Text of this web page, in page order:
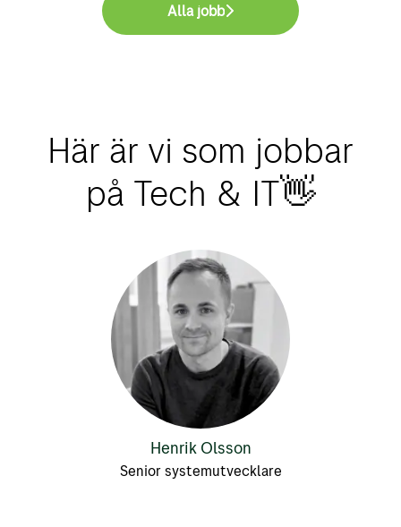
Alla jobb
Här är vi som jobbar
på Tech & IT👋
Henrik Olsson
Senior systemutvecklare